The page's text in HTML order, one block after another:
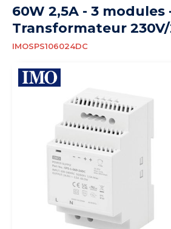
60W 2,5A - 3 modules
Transformateur 230V/
IMOSPS106024DC